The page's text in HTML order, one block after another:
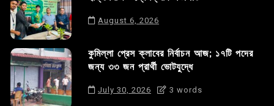
August 6, 2026
কুমিল্লা প্রেস ক্লাবের নির্বাচন আজ; ১৭টি পদের
জন্য ৩৩ জন প্রার্থী ভোটযুদ্ধে
July 30, 2026 3 words